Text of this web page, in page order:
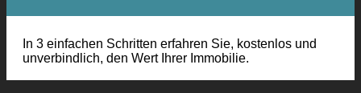
In 3 einfachen Schritten erfahren Sie, kostenlos und
unverbindlich, den Wert Ihrer Immobilie.